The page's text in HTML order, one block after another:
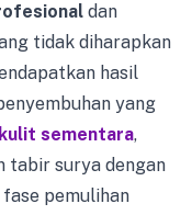
dan
tidak diharapkan
hasil
yang
sementara,
tabir surya dengan
pemulihan